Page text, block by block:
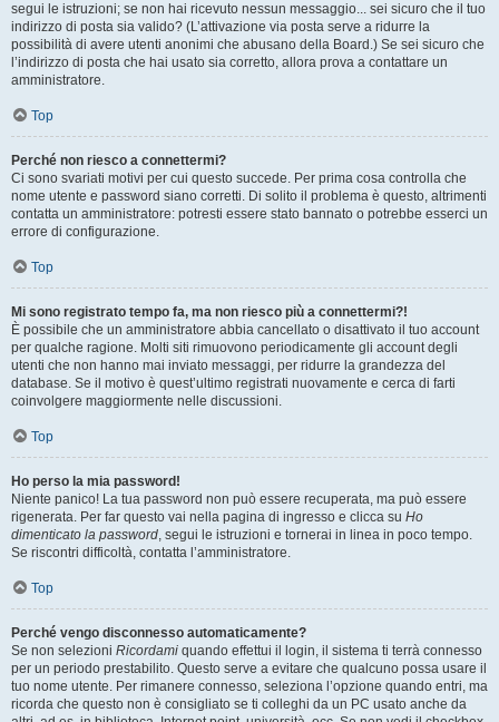
segui le istruzioni; se non hai ricevuto nessun messaggio... sei sicuro che il tuo
indirizzo di posta sia valido? (L’attivazione via posta serve a ridurre la
possibilità di avere utenti anonimi che abusano della Board.) Se sei sicuro che
l’indirizzo di posta che hai usato sia corretto, allora prova a contattare un
amministratore.
Top
Perché non riesco a connettermi?
Ci sono svariati motivi per cui questo succede. Per prima cosa controlla che
nome utente e password siano corretti. Di solito il problema è questo, altrimenti
contatta un amministratore: potresti essere stato bannato o potrebbe esserci un
errore di configurazione.
Top
Mi sono registrato tempo fa, ma non riesco più a connettermi?!
È possibile che un amministratore abbia cancellato o disattivato il tuo account
per qualche ragione. Molti siti rimuovono periodicamente gli account degli
utenti che non hanno mai inviato messaggi, per ridurre la grandezza del
database. Se il motivo è quest’ultimo registrati nuovamente e cerca di farti
coinvolgere maggiormente nelle discussioni.
Top
Ho perso la mia password!
Niente panico! La tua password non può essere recuperata, ma può essere
rigenerata. Per far questo vai nella pagina di ingresso e clicca su Ho
dimenticato la password, segui le istruzioni e tornerai in linea in poco tempo.
Se riscontri difficoltà, contatta l’amministratore.
Top
Perché vengo disconnesso automaticamente?
Se non selezioni Ricordami quando effettui il login, il sistema ti terrà connesso
per un periodo prestabilito. Questo serve a evitare che qualcuno possa usare il
tuo nome utente. Per rimanere connesso, seleziona l’opzione quando entri, ma
ricorda che questo non è consigliato se ti colleghi da un PC usato anche da